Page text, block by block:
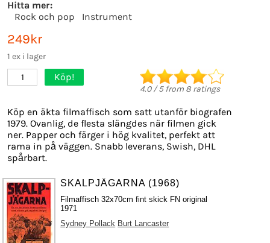
Hitta mer:
Rock och pop
Instrument
249kr
1 ex i lager
1 Köp!
4.0/5from 8 ratings
Köp en äkta filmaffisch som satt utanför biografen
1979. Ovanlig, de flesta slängdes när filmen gick
ner. Papper och färger i hög kvalitet, perfekt att
rama in på väggen. Snabb leverans, Swish, DHL
spårbart.
SKALPJÄGARNA (1968)
Filmaffisch 32x70cm fint skick FN original
1971
Sydney Pollack Burt Lancaster